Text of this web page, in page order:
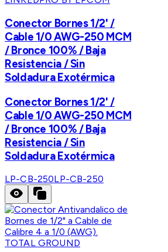
Conector Bornes 1/2' /
Cable 1/0 AWG-250 MCM
/ Bronce 100% / Baja
Resistencia / Sin
Soldadura Exotérmica
Conector Bornes 1/2' /
Cable 1/0 AWG-250 MCM
/ Bronce 100% / Baja
Resistencia / Sin
Soldadura Exotérmica
LP-CB-250LP-CB-250
TOTAL GROUND